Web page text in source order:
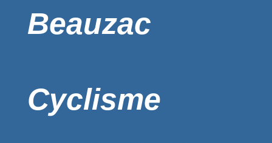
Beauzac
Cyclisme